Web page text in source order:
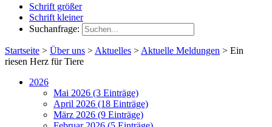
Schrift größer
Schrift kleiner
Suchanfrage:
Startseite > Über uns > Aktuelles > Aktuelle Meldungen > Ein
riesen Herz für Tiere
2026
Mai 2026 (3 Einträge)
April 2026 (18 Einträge)
März 2026 (9 Einträge)